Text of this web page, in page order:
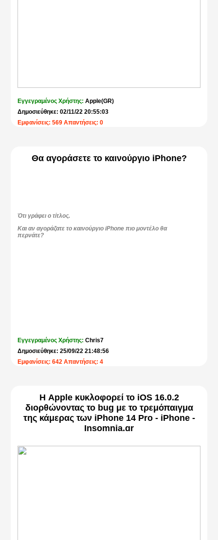
Εγγεγραμένος Χρήστης:Apple(GR)
Δημοσιεύθηκε: 02/11/22 20:55:03
Εμφανίσεις: 569 Απαντήσεις: 0
Θα αγοράσετε το καινούργιο iPhone?
Ότι γράφει ο τίτλος.
Και αν αγοράζατε το καινούργιο iPhone πιο μοντέλο θα
περνάτε?
Εγγεγραμένος Χρήστης:Chris7
Δημοσιεύθηκε: 25/09/22 21:48:56
Εμφανίσεις: 642 Απαντήσεις: 4
Η Apple κυκλοφορεί το iOS 16.0.2
διορθώνοντας το bug με το τρεμόπαιγμα
της κάμερας των iPhone 14 Pro - iPhone -
Insomnia.gr